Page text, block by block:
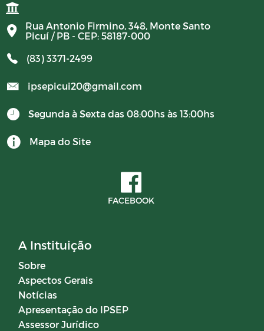
Rua Antonio Firmino, 348, Monte Santo
Picuí / PB - CEP: 58187-000
(83) 3371-2499
ipsepicui20@gmail.com
Segunda à Sexta das 08:00hs às 13:00hs
Mapa do Site
FACEBOOK
A Instituição
Sobre
Aspectos Gerais
Notícias
Apresentação do IPSEP
Assessor Jurídico